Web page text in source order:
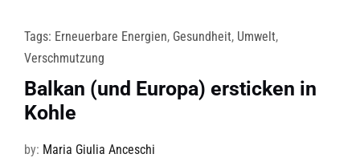
Tags: Erneuerbare Energien, Gesundheit, Umwelt,
Verschmutzung
Balkan (und Europa) ersticken in
Kohle
by: Maria Giulia Anceschi